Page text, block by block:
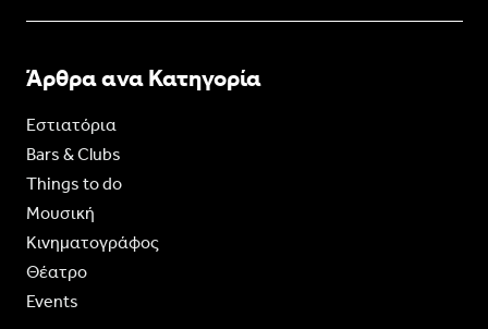
Άρθρα ανα Κατηγορία
Εστιατόρια
Bars & Clubs
Things to do
Moυσική
Κινηματογράφος
Θέατρο
Events